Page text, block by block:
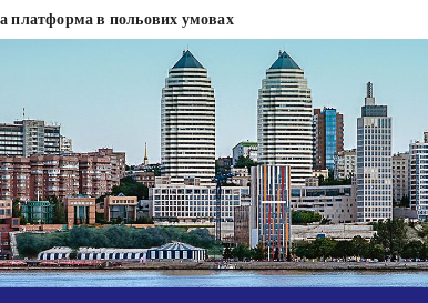
платформа в польових умовах
міськради Дніпра — ЗМІ
нелегального бізнесу, збагатився під час війни — ЗМІ
записали звернення про ситуацію на фронті
Безугла закликає валити Сирського
моду
керівництва армії